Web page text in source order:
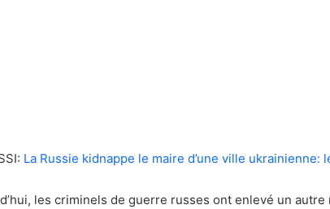
La Russie kidnappe le maire d’une ville
les criminels de guerre russes ont enlevé un